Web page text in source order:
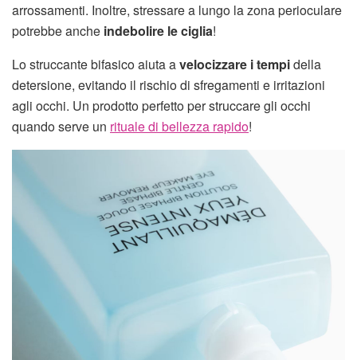
arrossamenti. Inoltre, stressare a lungo la zona perioculare
potrebbe anche indebolire le ciglia!
Lo struccante bifasico aiuta avelocizzare i tempidella
detersione, evitando il rischio di sfregamenti e irritazioni
agli occhi. Un prodotto perfetto per struccare gli occhi
quando serve un rituale di bellezza rapido!